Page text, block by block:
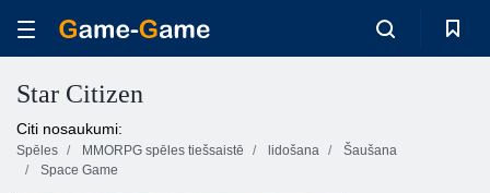
Star Citizen
Citi nosaukumi:
Spēles MMORPG spēles tiešsaistē lidošana
Šaušana
Space Game